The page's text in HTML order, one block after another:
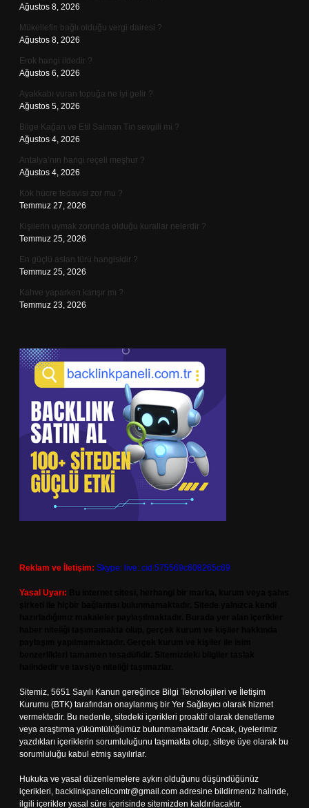
Ağustos 8, 2026
Mükellefin bağlı olduğu vergi dairesi ?
Ağustos 8, 2026
Erok hangi ildedir ?
Ağustos 6, 2026
Ayakkabı vuran topuğa ne iyi gelir ?
Ağustos 5, 2026
Bilge Kağan ve Etil Salman Tin sevgili mi ?
Ağustos 4, 2026
Antalya’nın hangi reçeli meşhur ?
Ağustos 4, 2026
Kök hücre tedavisi zor mu ?
Temmuz 27, 2026
Kişilerin uymak zorunda olduğu kurallar nelerdir ?
Temmuz 25, 2026
En güçlü aslan türü hangisidir ?
Temmuz 25, 2026
Kahve yaparken karışır mı ?
Temmuz 23, 2026
Reklam ve İletişim: Skype: live:.cid.575569c608265c69
Yasal Uyarı:
Sitemiz, 5651 Sayılı Kanun gereğince Bilgi Teknolojileri ve İletişim
Kurumu (BTK) tarafından onaylanmış bir Yer Sağlayıcı olarak hizmet
vermektedir. Bu nedenle, sitedeki içerikleri proaktif olarak denetleme
veya araştırma yükümlülüğümüz bulunmamaktadır. Ancak, üyelerimiz
yazdıkları içeriklerin sorumluluğunu taşımakta olup, siteye üye olarak bu
sorumluluğu kabul etmiş sayılırlar.
Hukuka ve yasal düzenlemelere aykırı olduğunu düşündüğünüz
içerikleri, backlinkpanelicomtr@gmail.com adresine bildirmeniz halinde,
ilgili içerikler yasal süre içerisinde sitemizden kaldırılacaktır.